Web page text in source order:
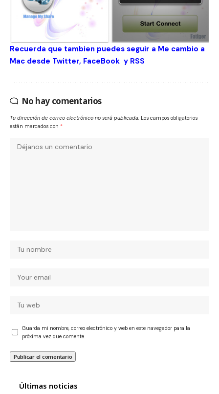
Recuerda que tambien puedes seguir a Me cambio a
Mac desde Twitter, FaceBook y RSS
No hay comentarios
Tu dirección de correo electrónico no será publicada. Los campos obligatorios
están marcados con *
Guarda mi nombre, correo electrónico y web en este navegador para la
próxima vez que comente.
Últimas noticias